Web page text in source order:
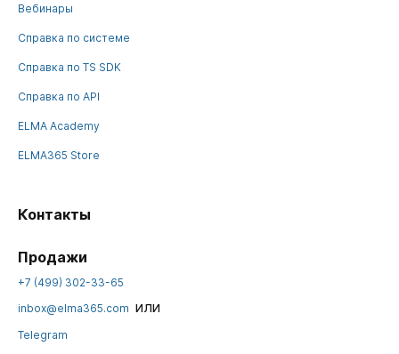
Вебинары
Справка по системе
Справка по TS SDK
Справка по API
ELMA Academy
ELMA365 Store
Контакты
Продажи
+7 (499) 302-33-65
inbox@elma365.com или
Telegram